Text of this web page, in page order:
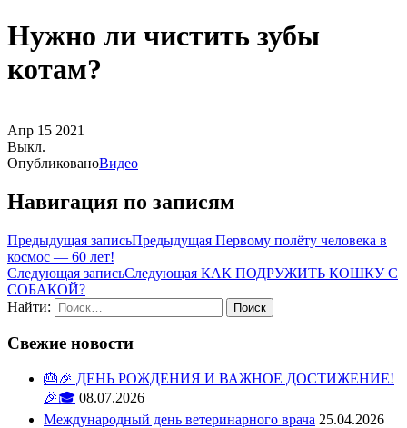
Нужно ли чистить зубы
котам?
Апр 15 2021
Выкл.
ОпубликованоВидео
Навигация по записям
Предыдущая записьПредыдущая Первому полёту человека в
космос — 60 лет!
Следующая записьСледующая КАК ПОДРУЖИТЬ КОШКУ С
СОБАКОЙ?
Найти:
Свежие новости
🎂🎉 ДЕНЬ РОЖДЕНИЯ И ВАЖНОЕ ДОСТИЖЕНИЕ!
🎉🎓 08.07.2026
Международный день ветеринарного врача 25.04.2026